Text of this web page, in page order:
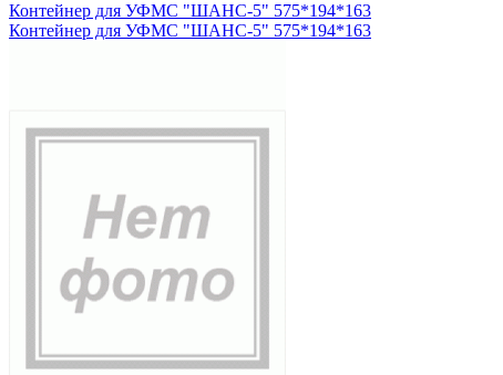
Контейнер для УФМС "ШАНС-5" 575*194*163
Контейнер для УФМС "ШАНС-5" 575*194*163